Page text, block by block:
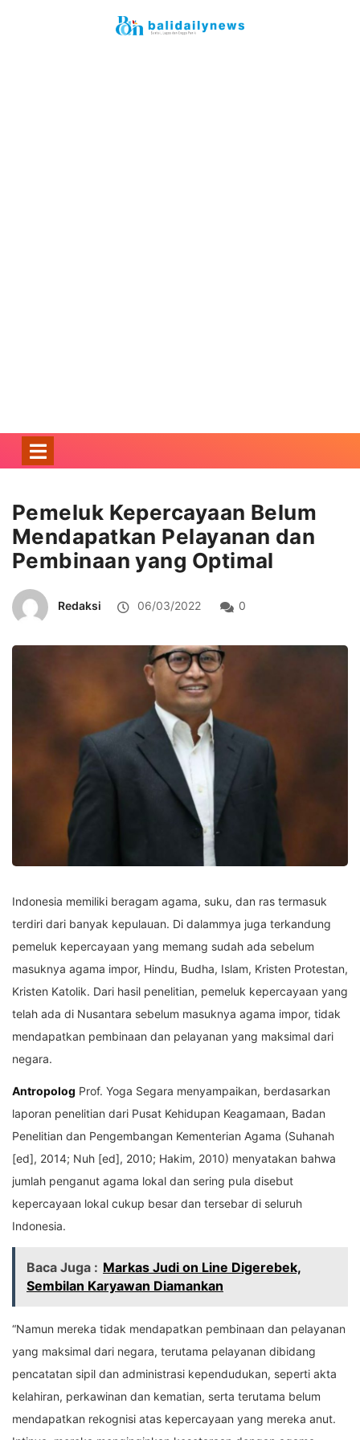
Pemeluk Kepercayaan Belum
Mendapatkan Pelayanan dan
Pembinaan yang Optimal
Redaksi 06/03/2022 0
Indonesia memiliki beragam agama, suku, dan ras termasuk
terdiri dari banyak kepulauan. Di dalammya juga terkandung
pemeluk kepercayaan yang memang sudah ada sebelum
masuknya agama impor, Hindu, Budha, Islam, Kristen Protestan,
Kristen Katolik. Dari hasil penelitian, pemeluk kepercayaan yang
telah ada di Nusantara sebelum masuknya agama impor, tidak
mendapatkan pembinaan dan pelayanan yang maksimal dari
negara.
Antropolog Prof. Yoga Segara menyampaikan, berdasarkan
laporan penelitian dari Pusat Kehidupan Keagamaan, Badan
Penelitian dan Pengembangan Kementerian Agama (Suhanah
[ed], 2014; Nuh [ed], 2010; Hakim, 2010) menyatakan bahwa
jumlah penganut agama lokal dan sering pula disebut
kepercayaan lokal cukup besar dan tersebar di seluruh
Indonesia.
Baca Juga : Markas Judi on Line Digerebek,
Sembilan Karyawan Diamankan
“Namun mereka tidak mendapatkan pembinaan dan pelayanan
yang maksimal dari negara, terutama pelayanan dibidang
pencatatan sipil dan administrasi kependudukan, seperti akta
kelahiran, perkawinan dan kematian, serta terutama belum
mendapatkan rekognisi atas kepercayaan yang mereka anut.